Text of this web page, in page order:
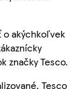
o akýchkoľvek
značky Tesco.
Tesco